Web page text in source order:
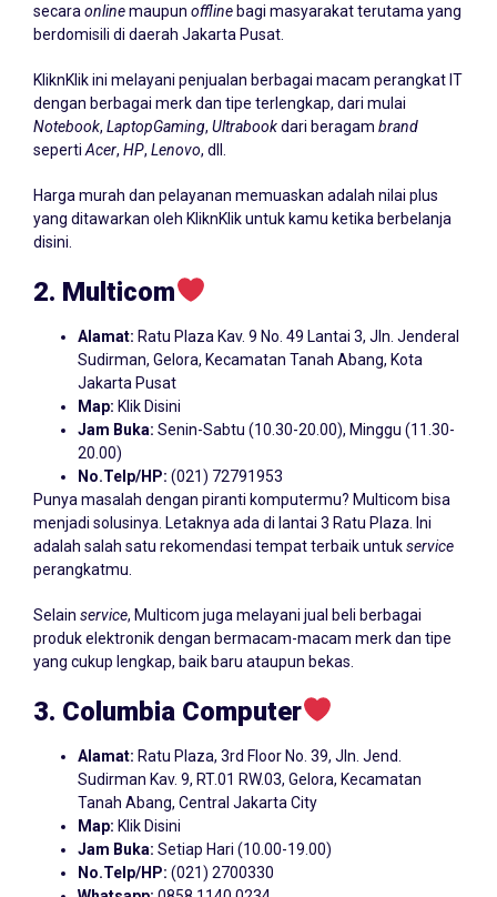
secara onlinemaupun offline bagi masyarakat terutama yang
berdomisili di daerah Jakarta Pusat
KliknKlik ini melayani penjualan berbagai macam perangkat IT
dengan berbagai merk dan tipe terlengkap, dari mulai
Notebook, LaptopGaming, Ultrabookdari beragam brand
seperti Acer, HP, Lenovo, dll.
Harga murah dan pelayanan memuaskan adalah nilai plus
yang ditawarkan oleh KliknKlik untuk kamu ketika berbelanja
disini.
2. Multicom
Alamat: Ratu Plaza Kav. 9 No. 49 Lantai 3, Jln. Jenderal
Sudirman, Gelora, Kecamatan Tanah Abang, Kota
Jakarta Pusat
Map: Klik Disini
Jam Buka: Senin-Sabtu (10.30-20.00), Minggu (11.30-
20.00)
No.Telp/HP: (021) 72791953
Punya masalah dengan piranti komputermu? Multicom bisa
menjadi solusinya. Letaknya ada di lantai 3 Ratu Plaza. Ini
adalah salah satu rekomendasi tempat terbaik untukservice
perangkatmu.
Selain service, Multicom juga melayani jual beli berbagai
produk elektronik dengan bermacam-macam merk dan tipe
yang cukup lengkap, baik baru ataupun bekas.
3. Columbia Computer
Alamat: Ratu Plaza, 3rd Floor No. 39, Jln. Jend.
Sudirman Kav. 9, RT.01 RW.03, Gelora, Kecamatan
Tanah Abang, Central Jakarta City
Map: Klik Disini
Jam Buka: Setiap Hari (10.00-19.00)
No.Telp/HP: (021) 2700330